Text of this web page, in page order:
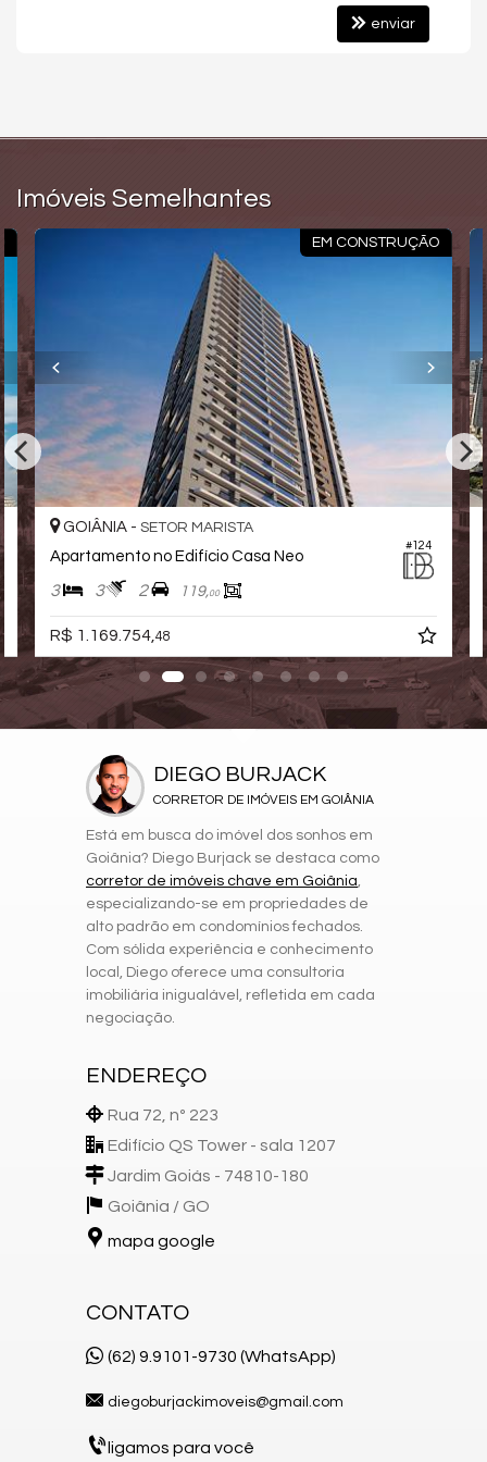
enviar
Imóveis Semelhantes
EM CONSTRUÇÃO
#124
GOIÂNIA -SETOR MARISTA
Apartamento no Edifício Casa Neo
3 3 2 119,00
R$ 1.169.754,48
DIEGO BURJACK
CORRETOR DE IMÓVEIS EM GOIÂNIA
Está em busca do imóvel dos sonhos em
Goiânia? Diego Burjack se destaca como
corretor de imóveis chave em Goiânia
especializando-se em propriedades de
alto padrão em condomínios fechados.
Com sólida experiência e conhecimento
local, Diego oferece uma consultoria
imobiliária inigualável, refletida em cada
negociação.
ENDEREÇO
Rua 72, nº 223
Edifício QS Tower - sala 1207
Jardim Goiás - 74810-180
Goiânia / GO
mapa google
CONTATO
(62) 9.9101-9730 (WhatsApp)
diegoburjackimoveis@gmail.com
ligamos para você